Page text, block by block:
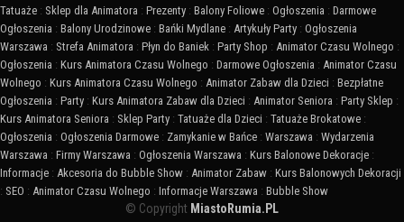
Tatuaże : Sklep dla Animatora : Prezenty : Balony Foliowe : Ogłoszenia : Darmowe
Ogłoszenia : Balony Urodzinowe : Bańki Mydlane : Artykuły Party : Ogłoszenia
Warszawa : Strefa Animatora : Płyn do Baniek : Party Shop : Animator Czasu Wolnego :
Ogłoszenia : Kurs Animatora Czasu Wolnego : Darmowe Ogłoszenia : Animator Czasu
Wolnego : Kurs Animatora Czasu Wolnego : Animator Zabaw dla Dzieci : Bezpłatne
Ogłoszenia : Party : Kurs Animatora Zabaw dla Dzieci : Animator Seniora : Party Sklep :
Kurs Animatora Seniora : Sklep Party : Tatuaże dla Dzieci : Tatuaże Brokatowe :
Ogłoszenia : Ogłoszenia Darmowe : Zamykanie w Bańce : Warszawa : Wydarzenia
Warszawa : Firmy Warszawa : Ogłoszenia Warszawa : Kurs Balonowe Dekoracje :
Informacje : Akcesoria do Bubble Show : Animator Zabaw : Kurs Balonowych Dekoracji
: SEO : Animator Czasu Wolnego : Informacje Warszawa : Bubble Show
© Copyright MiastoRumia.PL